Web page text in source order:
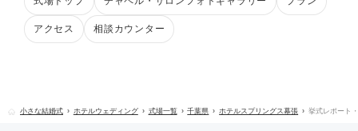
アクセス 相談カウンター
小さな結婚式 ホテルウェディング 式場一覧 千葉県 ホテルスプリングス幕張 挙式レポート